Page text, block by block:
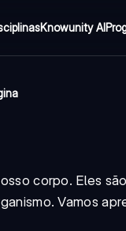
Knowunity AI
corpo. Eles
Vamos